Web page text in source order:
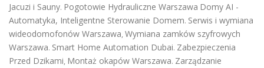
Jacuzi i Sauny. Pogotowie Hydrauliczne Warszawa Domy AI -
Automatyka, Inteligentne Sterowanie Domem. Serwis i wymiana
wideodomofonów Warszawa, Wymiana zamków szyfrowych
Warszawa. Smart Home Automation Dubai. Zabezpieczenia
Przed Dzikami, Montaż okapów Warszawa. Zarządzanie